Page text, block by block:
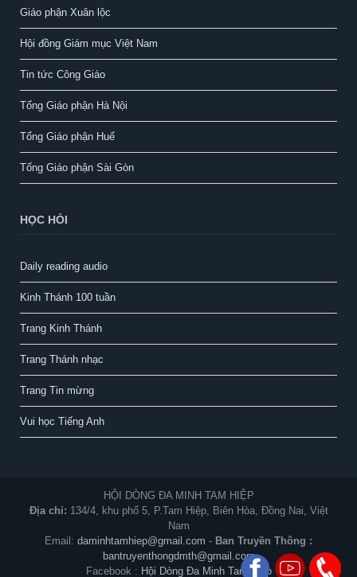
Giáo phận Xuân lộc
Hội đồng Giám mục Việt Nam
Tin tức Công Giáo
Tổng Giáo phận Hà Nội
Tổng Giáo phận Huế
Tổng Giáo phận Sài Gòn
HỌC HỎI
Daily reading audio
Kinh Thánh 100 tuần
Trang Kinh Thánh
Trang Thánh nhạc
Trang Tin mừng
Vui học Tiếng Anh
HỘI DÒNG ĐA MINH TAM HIỆP
Địa chỉ: 134/4, khu phố 5, P.Tam Hiệp, Biên Hòa, Đồng Nai, Việt
Nam
Email: daminhtamhiep@gmail.com - Ban Truyền Thông :
bantruyenthongdmth@gmail.com
Facebook : Hội Dòng Đa Minh Tam Hiệp